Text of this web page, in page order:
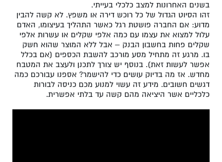
בשנים האחרונות למצב כלכלי בעייתי.
זהו הסיוט הגדול של כל רוכש דירה או משפץ. לא קשה להבין
מדוע: אם החברה פושטת רגל כאשר התהליך בעיצומו, האדם
עלול למצוא את עצמו עם כמה אלפי שקלים או עשרות אלפי
שקלים פחות בחשבון הבנק – אבל ללא המוצר שהוא חשק
בו. מרגע זה מתחיל מסע מורכב להשבת הכספים (אם בכלל
אפשר לעשות זאת). בנוסף יש צורך לתכנן ולעצב את המטבח
מחדש. אז מה בדיוק עושים כדי להישמר? אספנו עבורכם כמה
דגשים חשובים. מידע זה עשוי למנוע מכם כניסה לבורות
כלכליים אשר היציאה מהם קשה עד בלתי אפשרית.